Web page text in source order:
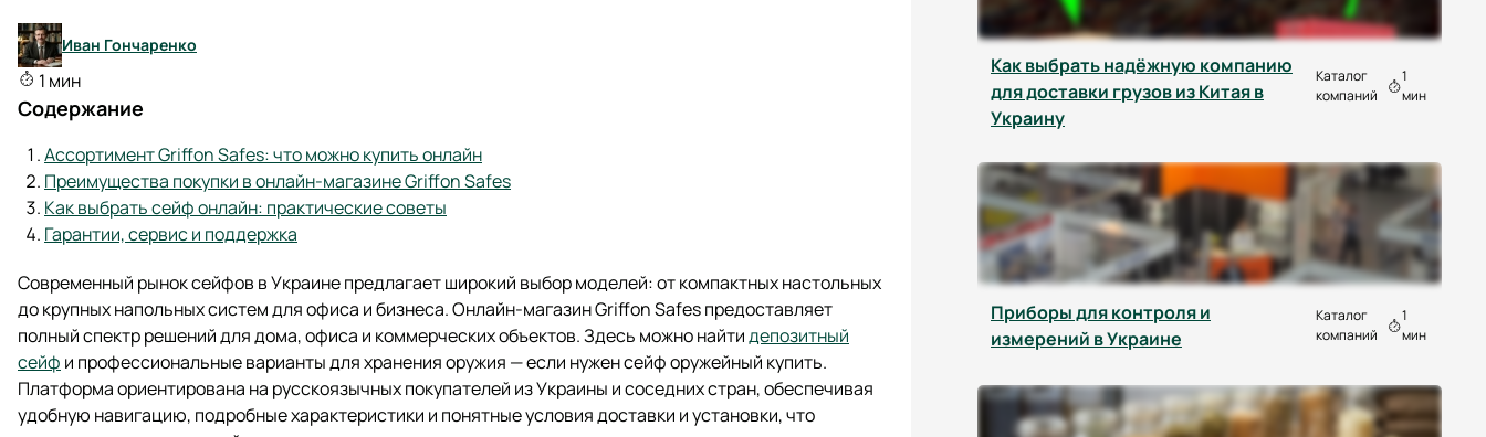
Иван Гончаренко
1 мин
Содержание
Ассортимент Griffon Safes: что можно купить онлайн
Преимущества покупки в онлайн-магазине Griffon Safes
Как выбрать сейф онлайн: практические советы
Гарантии, сервис и поддержка
Современный рынок сейфов в Украине предлагает широкий выбор моделей: от компактных настольных
до крупных напольных систем для офиса и бизнеса. Онлайн-магазин Griffon Safes предоставляет
полный спектр решений для дома, офиса и коммерческих объектов. Здесь можно найтидепозитный
сейф и профессиональные варианты для хранения оружия — если нужен сейф оружейный купить.
Платформа ориентирована на русскоязычных покупателей из Украины и соседних стран, обеспечивая
удобную навигацию, подробные характеристики и понятные условия доставки и установки, что
Как выбрать надёжную компанию
для доставки грузов из Китая в
Украину
Каталог
компаний
1
мин
Приборы для контроля и
измерений в Украине
Каталог
компаний
1
мин